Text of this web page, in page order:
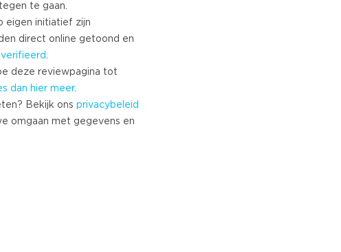
te gaan.
eigen initiatief zijn
direct online getoond en
deze reviewpagina tot
dan hier meer.
Bekijk ons privacybeleid
omgaan met gegevens en